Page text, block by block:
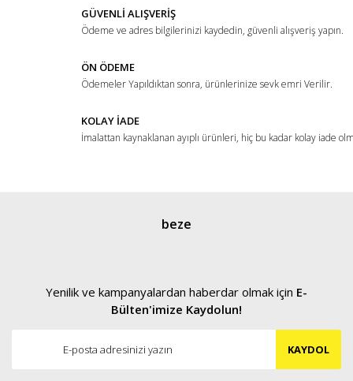
GÜVENLİ ALIŞVERİŞ
Ödeme ve adres bilgilerinizi kaydedin, güvenli alışveriş yapın.
ÖN ÖDEME
Ödemeler Yapıldıktan sonra, ürünlerinize sevk emri Verilir.
KOLAY İADE
İmalattan kaynaklanan ayıplı ürünleri, hiç bu kadar kolay iade
beze
Yenilik ve kampanyalardan haberdar olmak için E-
Bülten'imize Kaydolun!
KAYDOL